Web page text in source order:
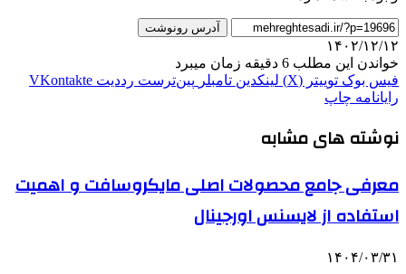
آدرس رونوشت
۱۴۰۲/۱۲/۱۲
خواندن این مطلب 6 دقیقه زمان میبرد
فیس بوک توییتر (X) لینکدین ‫تامبلر ‫پین‌ترست ‫رددیت ‫VKontakte
رایانامه چاپ
نوشته های مشابه
معرفی جامع محصولات اصلی مایکروسافت و اهمیت
استفاده از لایسنس اورجینال
۱۴۰۴/۰۳/۳۱